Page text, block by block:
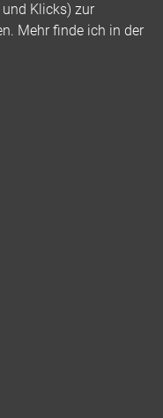
Klicks) zur
Mehr finde ich in der